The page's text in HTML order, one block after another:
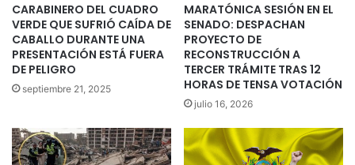
CARABINERO DEL CUADRO
VERDE QUE SUFRIÓ CAÍDA DE
CABALLO DURANTE UNA
PRESENTACIÓN ESTÁ FUERA
DE PELIGRO
septiembre 21, 2025
MARATÓNICA SESIÓN EN EL
SENADO: DESPACHAN
PROYECTO DE
RECONSTRUCCIÓN A
TERCER TRÁMITE TRAS 12
HORAS DE TENSA VOTACIÓN
julio 16, 2026